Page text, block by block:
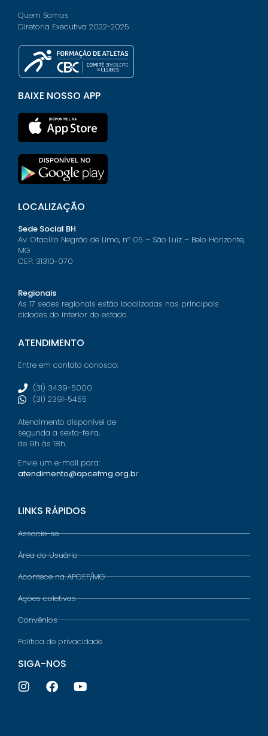
Quem Somos
Diretoria Executiva 2022-2025
BAIXE NOSSO APP
LOCALIZAÇÃO
Sede Social BH
Av. Otacílio Negrão de Lima, nº 05 – São Luiz – Belo Horizonte,
MG
CEP: 31310-070
Regionais
As 17 sedes regionais estão localizadas nas principais
cidades do interior do estado.
ATENDIMENTO
Entre em contato conosco:
(31) 3439-5000
(31) 2391-5455
Atendimento disponível de
segunda a sexta-feira,
de 9h às 18h.
Envie um e-mail para:
atendimento@apcefmg.org.br
LINKS RÁPIDOS
Associe-se
Área do Usuário
Acontece na APCEF/MG
Ações coletivas
Convênios
Política de privacidade
SIGA-NOS